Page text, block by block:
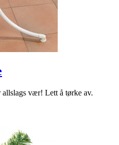
vær! Lett å tørke av.